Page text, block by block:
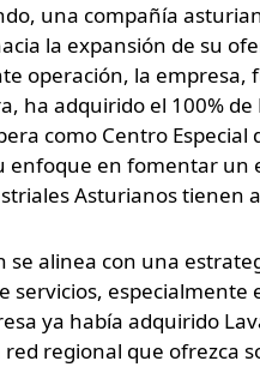
una compañía
la expansión de su
operación, la empresa,
ha adquirido el 100%
como Centro Especial
enfoque en fomentar un
Asturianos tienen
se alinea con una
servicios,
ya había adquirido
regional que ofrezca